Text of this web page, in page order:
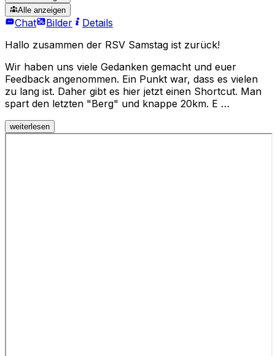
Alle anzeigen
Chat Bilder
Details
Hallo zusammen der RSV Samstag ist zurück!
Wir haben uns viele Gedanken gemacht und euer
Feedback angenommen. Ein Punkt war, dass es vielen
zu lang ist. Daher gibt es hier jetzt einen Shortcut. Man
spart den letzten "Berg" und knappe 20km. E …
weiterlesen